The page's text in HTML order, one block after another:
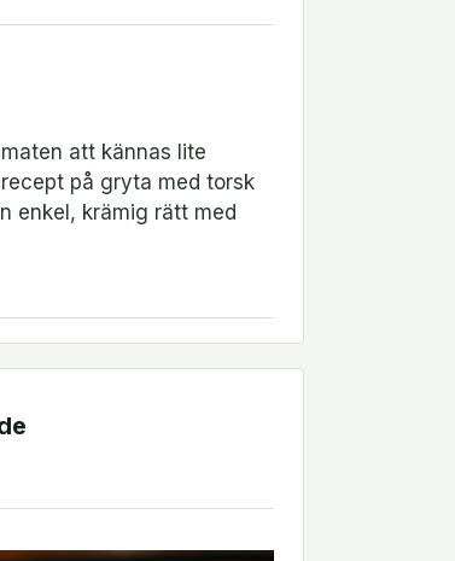
att kännas lite
på gryta med torsk
enkel, krämig rätt med